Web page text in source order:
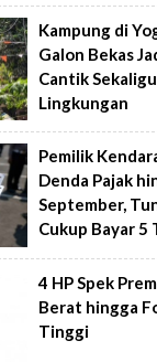
Kampung di
Galon Bekas
Cantik
Lingkungan
Pemilik
Denda Pajak
September,
Cukup Bayar 5
4 HP Spek
Berat hingga
Tinggi